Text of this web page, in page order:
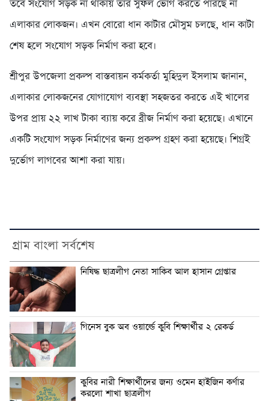
তবে সংযোগ সড়ক না থাকায় তার সুফল ভোগ করতে পারছে না
এলাকার লোকজন। এখন বোরো ধান কাটার মৌসুম চলছে, ধান কাটা
শেষ হলে সংযোগ সড়ক নির্মাণ করা হবে।
শ্রীপুর উপজেলা প্রকল্প বাস্তবায়ন কর্মকর্তা মুহিদুল ইসলাম জানান,
এলাকার লোকজনের যোগাযোগ ব্যবস্থা সহজতর করতে এই খালের
উপর প্রায় ২২ লাখ টাকা ব্যায় করে ব্রীজ নির্মাণ করা হয়েছে। এখানে
একটি সংযোগ সড়ক নির্মাণের জন্য প্রকল্প গ্রহণ করা হয়েছে। শিগ্রই
দুর্ভোগ লাগবের আশা করা যায়।
গ্রাম বাংলা সর্বশেষ
নিষিদ্ধ ছাত্রলীগ নেতা সাকিব আল হাসান গ্রেপ্তার
গিনেস বুক অব ওয়ার্ল্ডে কুবি শিক্ষার্থীর ২ রেকর্ড
কুবির নারী শিক্ষার্থীদের জন্য ওমেন হাইজিন কর্ণার
করলো শাখা ছাত্রলীগ